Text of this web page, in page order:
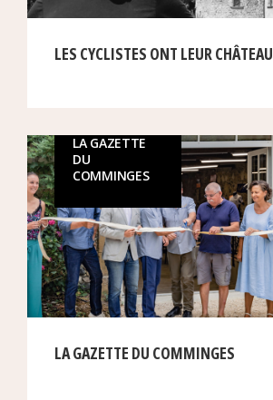
LES CYCLISTES ONT LEUR CHÂTEAU
LA GAZETTE
DU
COMMINGES
LA GAZETTE DU COMMINGES